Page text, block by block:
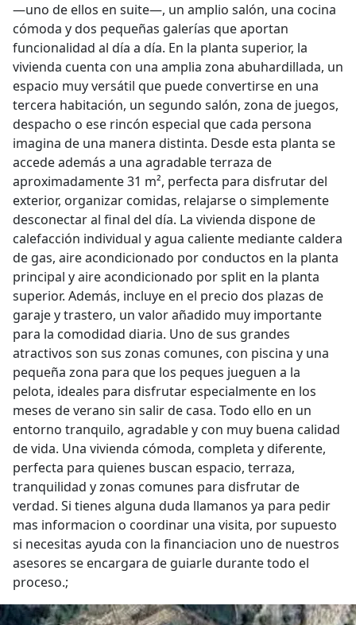
—uno de ellos en suite—, un amplio salón, una cocina
cómoda y dos pequeñas galerías que aportan
funcionalidad al día a día. En la planta superior, la
vivienda cuenta con una amplia zona abuhardillada, un
espacio muy versátil que puede convertirse en una
tercera habitación, un segundo salón, zona de juegos,
despacho o ese rincón especial que cada persona
imagina de una manera distinta. Desde esta planta se
accede además a una agradable terraza de
aproximadamente 31 m², perfecta para disfrutar del
exterior, organizar comidas, relajarse o simplemente
desconectar al final del día. La vivienda dispone de
calefacción individual y agua caliente mediante caldera
de gas, aire acondicionado por conductos en la planta
principal y aire acondicionado por split en la planta
superior. Además, incluye en el precio dos plazas de
garaje y trastero, un valor añadido muy importante
para la comodidad diaria. Uno de sus grandes
atractivos son sus zonas comunes, con piscina y una
pequeña zona para que los peques jueguen a la
pelota, ideales para disfrutar especialmente en los
meses de verano sin salir de casa. Todo ello en un
entorno tranquilo, agradable y con muy buena calidad
de vida. Una vivienda cómoda, completa y diferente,
perfecta para quienes buscan espacio, terraza,
tranquilidad y zonas comunes para disfrutar de
verdad. Si tienes alguna duda llamanos ya para pedir
mas informacion o coordinar una visita, por supuesto
si necesitas ayuda con la financiacion uno de nuestros
asesores se encargara de guiarle durante todo el
proceso.;